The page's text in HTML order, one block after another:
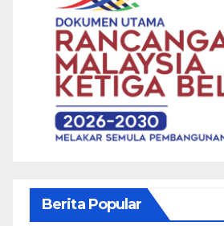
Berita Popular